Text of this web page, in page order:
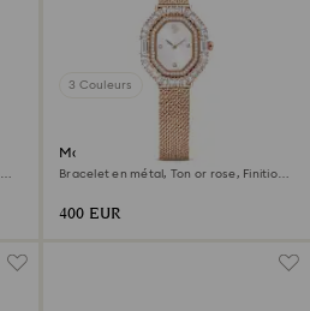
3 Couleurs
Montre Matrix octagon
Bracelet en métal, Ton or rose, Finition
400 EUR